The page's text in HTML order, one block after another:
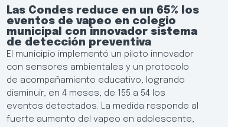
Las Condes reduce en un 65% los
eventos de vapeo en colegio
municipal con innovador sistema
de detección preventiva
El municipio implementó un piloto innovador
con sensores ambientales y un protocolo
de acompañamiento educativo, logrando
disminuir, en 4 meses, de 155 a 54 los
eventos detectados. La medida responde al
fuerte aumento del vapeo en adolescente,